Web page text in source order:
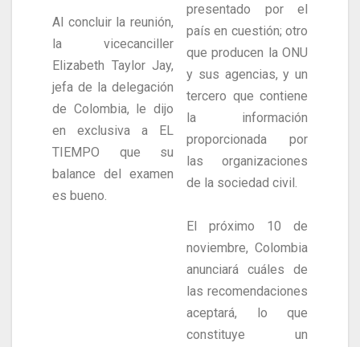
Al concluir la reunión,
la vicecanciller
Elizabeth Taylor Jay,
jefa de la delegación
de Colombia, le dijo
en exclusiva a EL
TIEMPO que su
balance del examen
es bueno.
presentado por el
país en cuestión; otro
que producen la ONU
y sus agencias, y un
tercero que contiene
la información
proporcionada por
las organizaciones
de la sociedad civil.
El próximo 10 de
noviembre, Colombia
anunciará cuáles de
las recomendaciones
aceptará, lo que
constituye un